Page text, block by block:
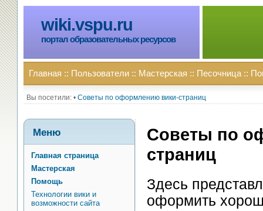
wiki.vspu.ru
портал образовательных ресурсов
Главная :: Пользователи :: Мастерская :: Песочница ::
Вы посетили: • Советы по оформлению вики-страниц
Советы по
страниц
Здесь
оформить
Меню
Главная страница
Мастерская
Помощь
Технологии вики и
возможности сайта